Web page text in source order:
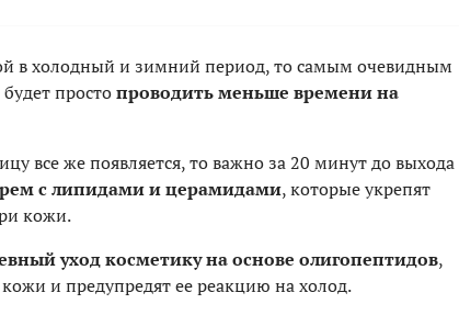
в холодный и зимний период, то самым очевидным
простопроводить меньше времени на
все же появляется, то важно за 20 минут до выхода
с липидами и церамидами, которые укрепят
кожи.
уход косметику на основе олигопептидов,
и предупредят ее реакцию на холод.